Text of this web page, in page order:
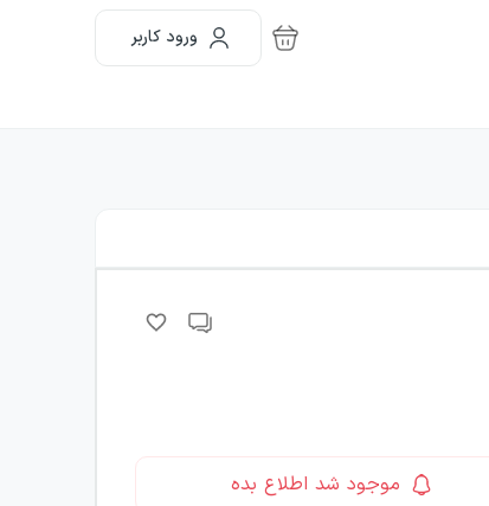
ورود کاربر
موجود شد اطلاع بده